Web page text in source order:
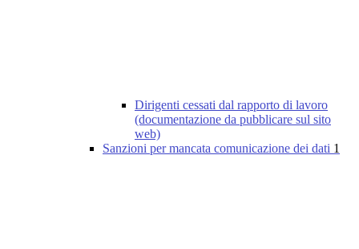
Dirigenti cessati dal rapporto di lavoro
(documentazione da pubblicare sul sito
web)
Sanzioni per mancata comunicazione dei dati 1